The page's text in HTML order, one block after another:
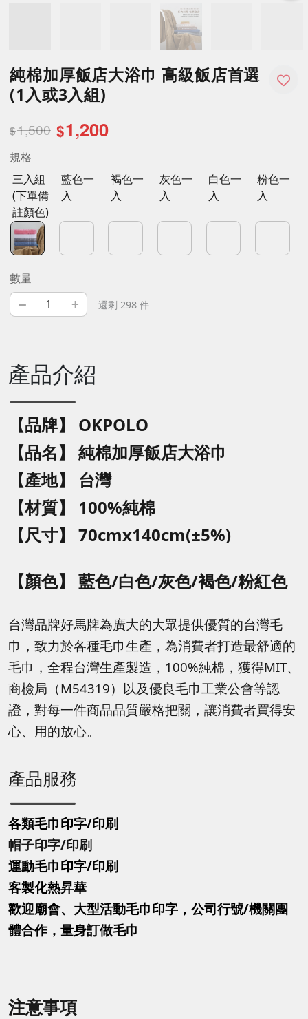
純棉加厚飯店大浴巾 高級飯店首選
(1入或3入組)
$1,500 $1,200
規格
三入組
(下單備
註顏色)
藍色一
入
褐色一
入
灰色一
入
白色一
入
粉色一
入
數量
– + 還剩 298 件
產品介紹
【品牌】 OKPOLO
【品名】 純棉加厚飯店大浴巾
【產地】 台灣
【材質】 100%純棉
【尺寸】 70cmx140cm(±5%)
【顏色】 藍色/白色/灰色/褐色/粉紅色
台灣品牌好馬牌為廣大的大眾提供優質的台灣毛
巾，致力於各種毛巾生產，為消費者打造最舒適的
毛巾，全程台灣生產製造， 100%純棉，獲得MIT、
商檢局（M54319）以及優良毛巾工業公會等認
證，對每一件商品品質嚴格把關，讓消費者買得安
心、用的放心。
產品服務
各類毛巾印字/印刷
帽子印字/印刷
運動毛巾印字/印刷
客製化熱昇華
歡迎廟會、大型活動毛巾印字，公司行號/機關團
體合作，量身訂做毛巾
注意事項